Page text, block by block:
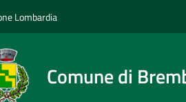
Lombardia
Comune di